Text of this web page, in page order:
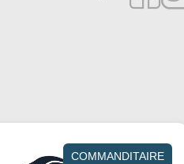
COMMANDITAIRE